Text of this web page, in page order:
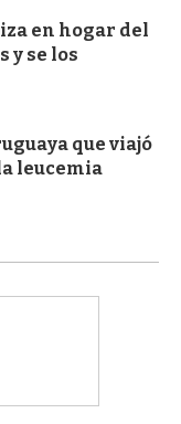
en hogar del
y se los
que viajó
leucemia